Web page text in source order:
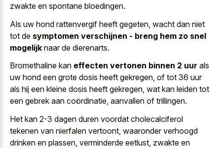
zwakte en spontane bloedingen.
Als uw hond rattenvergif heeft gegeten, wacht dan niet
tot de symptomen verschijnen - breng hem zo snel
mogelijk naar de dierenarts.
Bromethaline kan effecten vertonen binnen 2 uur als
uw hond een grote dosis heeft gekregen, of tot 36 uur
als hij een kleine dosis heeft gekregen, wat kan leiden tot
een gebrek aan coördinatie, aanvallen of trillingen.
Het kan 2-3 dagen duren voordat cholecalciferol
tekenen van nierfalen vertoont, waaronder verhoogd
drinken en plassen, verminderde eetlust, zwakte en